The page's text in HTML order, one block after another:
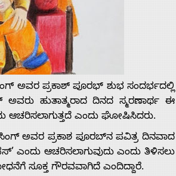
ಅವರ ಪ್ರಕಾಶ್ ಪೂರಭ್ ಶುಭ ಸಂದರ್ಭದಲ್ಲಿ
ಹುತಾತ್ಮರಾದ ದಿನದ ಸ್ಮರಣಾರ್ಥ ಈ
ಆಚರಿಸಲಾಗುತ್ತದೆ ಎಂದು ಘೋಷಿಸಿದರು.
ಅವರ ಪ್ರಕಾಶ ಪೂರಬ್‌ನ ಪವಿತ್ರ ದಿನವಾದ
ಎಂದು ಆಚರಿಸಲಾಗುವುದು ಎಂದು ತಿಳಿಸಲು
ಸೂಕ್ತ ಗೌರವವಾಗಿದೆ ಎಂದಿದ್ದಾರೆ.